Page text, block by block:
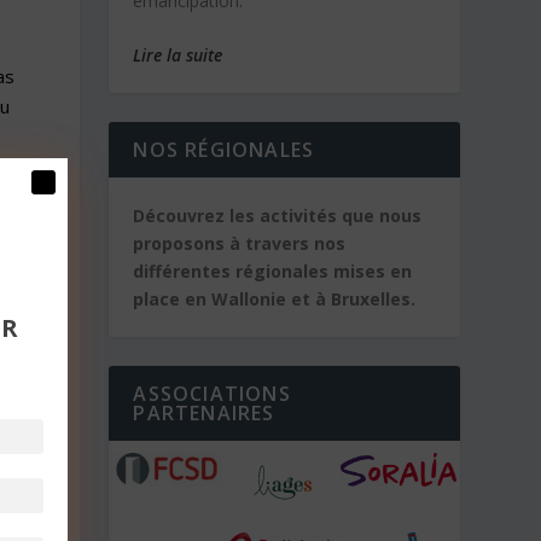
Lire la suite
NOS RÉGIONALES
Découvrez les activités que nous
proposons à travers nos
différentes régionales mises en
place en Wallonie et à Bruxelles.
ASSOCIATIONS
PARTENAIRES